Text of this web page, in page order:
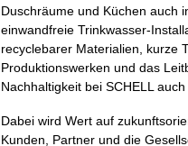
Duschräume und Küchen auch
einwandfreie Trinkwasser-
recyclebarer Materialien, kurze
Produktionswerken und das
Nachhaltigkeit bei SCHELL
Dabei wird Wert auf
Kunden, Partner und die